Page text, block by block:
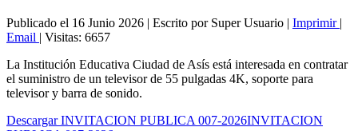
Publicado el 16 Junio 2026 | Escrito por Super Usuario | Imprimir |
Email | Visitas: 6657
La Institución Educativa Ciudad de Asís está interesada en contratar
el suministro de un televisor de 55 pulgadas 4K, soporte para
televisor y barra de sonido.
Descargar INVITACION PUBLICA 007-2026INVITACION